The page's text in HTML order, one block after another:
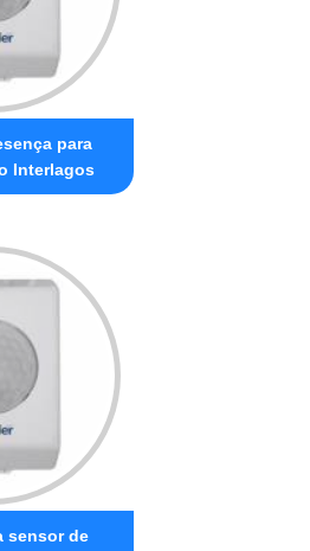
para
Interlagos
sensor de